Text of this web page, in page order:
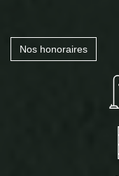
Nos honoraires